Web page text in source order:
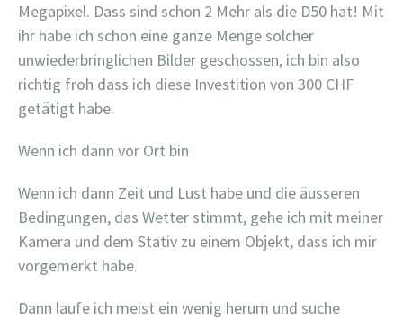
Megapixel. Dass sind schon 2 Mehr als die D50 hat! Mit
ihr habe ich schon eine ganze Menge solcher
unwiederbringlichen Bilder geschossen, ich bin also
richtig froh dass ich diese Investition von 300 CHF
getätigt habe.
Wenn ich dann vor Ort bin
Wenn ich dann Zeit und Lust habe und die äusseren
Bedingungen, das Wetter stimmt, gehe ich mit meiner
Kamera und dem Stativ zu einem Objekt, dass ich mir
vorgemerkt habe.
Dann laufe ich meist ein wenig herum und suche